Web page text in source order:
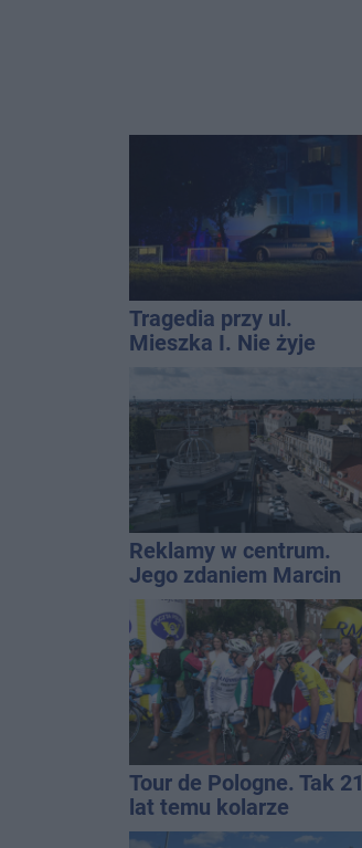
Tragedia przy ul.
Mieszka I. Nie żyje
osoba, która wypadła z
czwartego piętra
Reklamy w centrum.
Jego zdaniem Marcin
Wroński jest w błędzie
[akt.]
Tour de Pologne. Tak 21
lat temu kolarze
startowali z